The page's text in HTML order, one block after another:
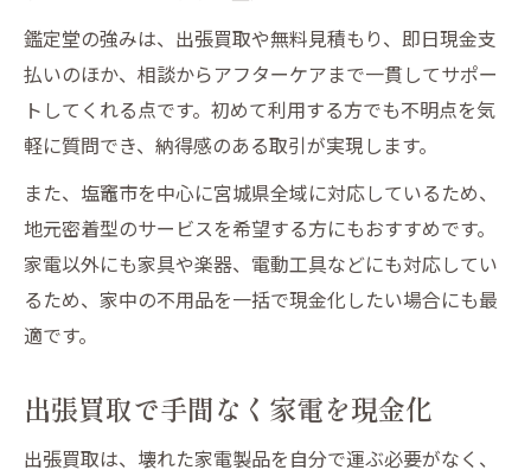
鑑定堂の強みは、出張買取や無料見積もり、即日現金支
払いのほか、相談からアフターケアまで一貫してサポー
トしてくれる点です。初めて利用する方でも不明点を気
軽に質問でき、納得感のある取引が実現します。
また、塩竈市を中心に宮城県全域に対応しているため、
地元密着型のサービスを希望する方にもおすすめです。
家電以外にも家具や楽器、電動工具などにも対応してい
るため、家中の不用品を一括で現金化したい場合にも最
適です。
出張買取で手間なく家電を現金化
出張買取は、壊れた家電製品を自分で運ぶ必要がなく、